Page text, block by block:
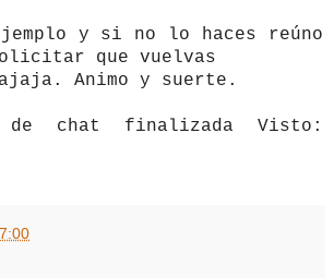
y si no lo haces reúno
que vuelvas
Animo y suerte.
de chat finalizada Visto:
7:00